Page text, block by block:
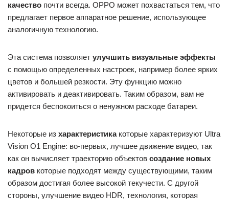
качество почти всегда. OPPO может похвастаться тем, что
предлагает первое аппаратное решение, использующее
аналогичную технологию.
Эта система позволяет улучшить визуальные эффекты
с помощью определенных настроек, например более ярких
цветов и большей резкости. Эту функцию можно
активировать и деактивировать. Таким образом, вам не
придется беспокоиться о ненужном расходе батареи.
Некоторые из характеристикакоторые характеризуют Ultra
Vision O1 Engine: во-первых, лучшее движение видео, так
как он вычисляет траекторию объектов создание новых
кадров которые подходят между существующими, таким
образом достигая более высокой текучести. С другой
стороны, улучшение видео HDR, технология, которая